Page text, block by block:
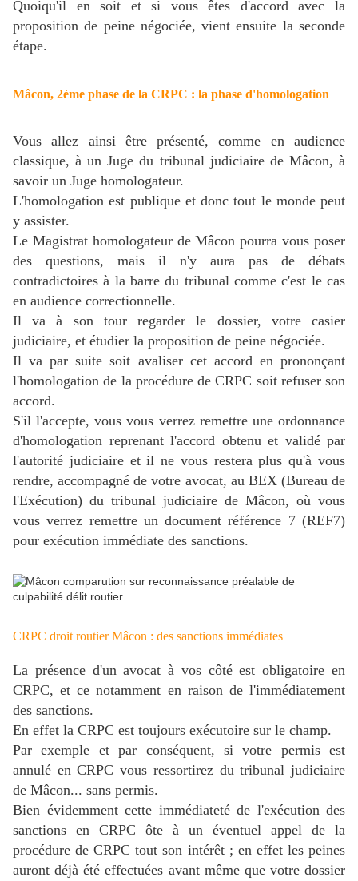
Quoiqu'il en soit et si vous êtes d'accord avec la
proposition de peine négociée, vient ensuite la seconde
étape.
Mâcon, 2ème phase de la CRPC : la phase d'homologation
Vous allez ainsi être présenté, comme en audience
classique, à un Juge du tribunal judiciaire de Mâcon, à
savoir un Juge homologateur.
L'homologation est publique et donc tout le monde peut
y assister.
Le Magistrat homologateur de Mâcon pourra vous poser
des questions, mais il n'y aura pas de débats
contradictoires à la barre du tribunal comme c'est le cas
en audience correctionnelle.
Il va à son tour regarder le dossier, votre casier
judiciaire, et étudier la proposition de peine négociée.
Il va par suite soit avaliser cet accord en prononçant
l'homologation de la procédure de CRPC soit refuser son
accord.
S'il l'accepte, vous vous verrez remettre une ordonnance
d'homologation reprenant l'accord obtenu et validé par
l'autorité judiciaire et il ne vous restera plus qu'à vous
rendre, accompagné de votre avocat, au BEX (Bureau de
l'Exécution) du tribunal judiciaire de Mâcon, où vous
vous verrez remettre un document référence 7 (REF7)
pour exécution immédiate des sanctions.
CRPC droit routier Mâcon : des sanctions immédiates
La présence d'un avocat à vos côté est obligatoire en
CRPC, et ce notamment en raison de l'immédiatement
des sanctions.
En effet la CRPC est toujours exécutoire sur le champ.
Par exemple et par conséquent, si votre permis est
annulé en CRPC vous ressortirez du tribunal judiciaire
de Mâcon... sans permis.
Bien évidemment cette immédiateté de l'exécution des
sanctions en CRPC ôte à un éventuel appel de la
procédure de CRPC tout son intérêt ; en effet les peines
auront déjà été effectuées avant même que votre dossier